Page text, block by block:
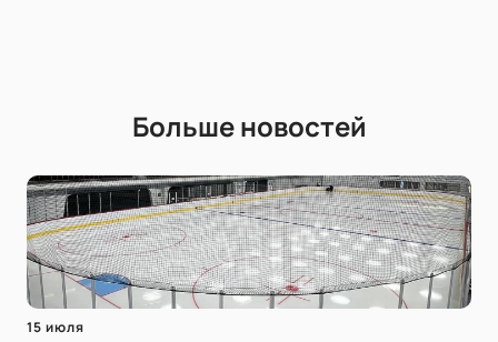
Больше новостей
15 июля